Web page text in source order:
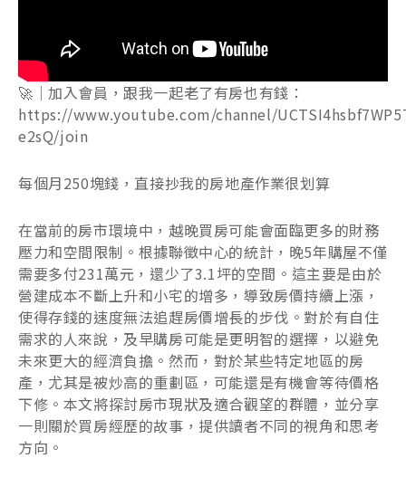
🚀｜加入會員，跟我一起老了有房也有錢：
https://www.youtube.com/channel/
e2sQ/join
每個月250塊錢，直接抄我的房地產作業很划算
在當前的房市環境中，越晚買房可能會面臨更多的財務
壓力和空間限制。根據聯徵中心的統計，晚5年購屋不僅
需要多付231萬元，還少了3.1坪的空間。這主要是由於
營建成本不斷上升和小宅的增多，導致房價持續上漲，
使得存錢的速度無法追趕房價增長的步伐。對於有自住
需求的人來說，及早購房可能是更明智的選擇，以避免
未來更大的經濟負擔。然而，對於某些特定地區的房
產，尤其是被炒高的重劃區，可能還是有機會等待價格
下修。本文將探討房市現狀及適合觀望的群體，並分享
一則關於買房經歷的故事，提供讀者不同的視角和思考
方向。